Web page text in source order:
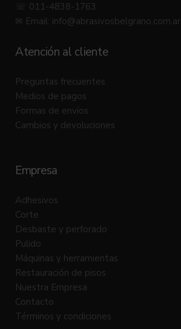
☏ 011-4838-1763
✉ Email: info@abrasivosbelgrano.com.ar
Atención al cliente
Preguntas frecuentes
Medios de pagos
Formas de envíos
Cambios y devoluciones
Empresa
Adhesivos
Corte
Desbaste y perforado
Pulido
Máquinas y herramientas
Restauración de pisos
Nuestra Empresa
Contacto
Términos y condiciones